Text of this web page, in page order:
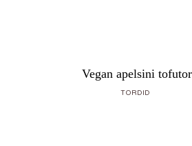
Vegan apelsini
TORDID